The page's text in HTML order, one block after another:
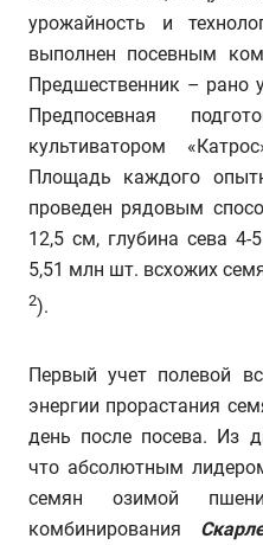
урожайность и
выполнен посевным
Предшественник – рано
Предпосевная
культиватором
Площадь каждого
проведен рядовым
12,5 см, глубина сева
5,51 млн шт. всхожих
2).
Первый учет полевой
энергии прорастания
день после посева. Из
что абсолютным
семян озимой
комбинирования